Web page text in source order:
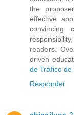
the
effective
convincing
readers.
driven
de Tráfico
Responder